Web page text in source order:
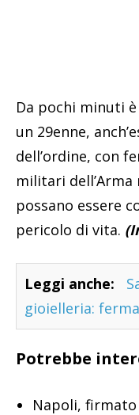
Da pochi minuti
un 29enne,
dell’ordine, con
militari
possano essere
pericolo di vita.
Leggi anche:
gioielleria:
Potrebbe
Napoli,